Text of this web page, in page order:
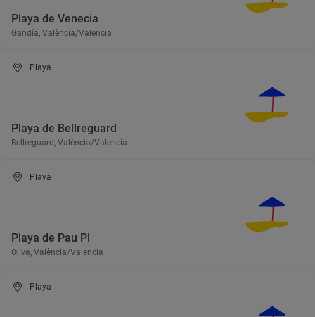
Playa de Venecia
Gandía, València/Valencia
Playa
Playa de Bellreguard
Bellreguard, València/Valencia
Playa
Playa de Pau Pi
Oliva, València/Valencia
Playa